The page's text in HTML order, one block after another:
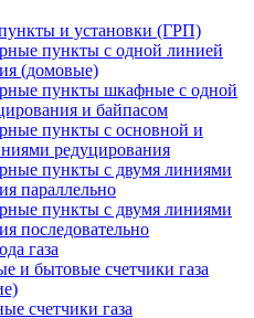
и установки (ГРП)
пункты с одной линией
(домовые)
пункты шкафные с одной
и байпасом
пункты с основной и
редуцирования
пункты с двумя линиями
параллельно
пункты с двумя линиями
последовательно
газа
и бытовые счетчики газа
счетчики газа